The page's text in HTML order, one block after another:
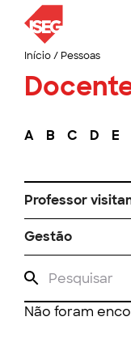
Início/ Pessoas
A B C D E
Professor
Gestão
Não foram